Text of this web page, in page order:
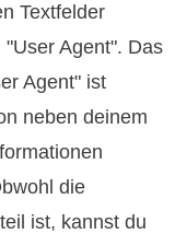
Textfelder
Agent". Das
Agent" ist
neben deinem
die
ist, kannst du